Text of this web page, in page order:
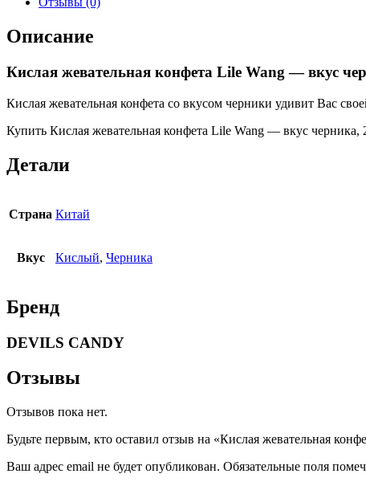
Описание
Кислая жевательная конфета Lile Wang — вкус
Кислая жевательная конфета со вкусом черники удивит Вас
Купить Кислая жевательная конфета Lile Wang — вкус черника,
Детали
Страна Китай
Вкус Кислый, Черника
Бренд
DEVILS CANDY
Отзывы
Отзывов пока нет.
Будьте первым, кто оставил отзыв на «Кислая жевательная
Ваш адрес email не будет опубликован. Обязательные поля